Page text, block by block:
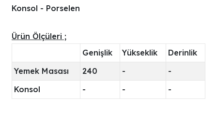
Konsol - Porselen
Ürün Ölçüleri ;
Genişlik
Yükseklik
Derinlik
Yemek Masası
240 -
-
Konsol
- - -